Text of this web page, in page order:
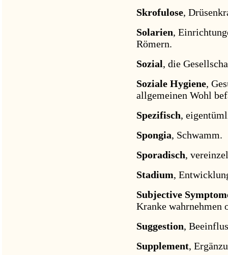
Skrofulose,
Solarien,
Römern.
Sozial, die
Soziale Hygiene,
allgemeinen Wohl
Spezifisch,
Spongia, Schwamm.
Sporadisch,
Stadium,
Subjective
Kranke wahrnehmen
Suggestion,
Supplement,